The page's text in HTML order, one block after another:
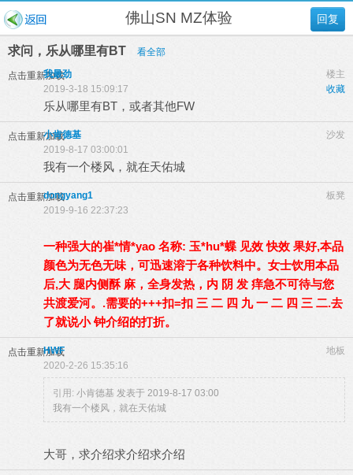
回复
佛山SN MZ体验
求问，乐从哪里有BT 看全部
点击重新加载 楼主
我最劲
收藏
2019-3-18 15:09:17
乐从哪里有BT，或者其他FW
点击重新加载 沙发
小肯德基
2019-8-17 03:00:01
我有一个楼风，就在天佑城
点击重新加载 板凳
dongyang1
2019-9-16 22:37:23
一种强大的崔*情*yao 名称: 玉*hu*蝶 见效 快效 果好,本品
颜色为无色无味，可迅速溶于各种饮料中。女士饮用本品
后,大 腿内侧酥 麻，全身发热，内 阴 发 痒急不可待与您
共渡爱河。.需要的+++扣=扣 三 二 四 九 一 二 四 三 二.去
了就说小 钟介绍的打折。
点击重新加载 地板
HWF
2020-2-26 15:35:16
引用: 小肯德基 发表于 2019-8-17 03:00
我有一个楼风，就在天佑城
大哥，求介绍求介绍求介绍